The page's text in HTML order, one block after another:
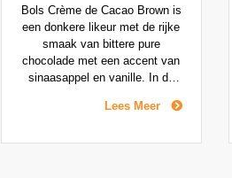
Bols Crème de Cacao Brown is
een donkere likeur met de rijke
smaak van bittere pure
chocolade met een accent van
sinaasappel en vanille. In de
Cacao hoofdzakelijk gebruikt in
laatste tijd bleek deze ook
Lees Meer